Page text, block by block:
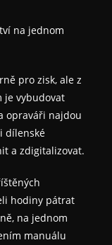
na jednom
pro zisk, ale z
je vybudovat
opraváři najdou
dílenské
a zdigitalizovat.
hodiny pátrat
na jednom
manuálu